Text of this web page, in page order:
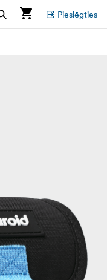
Pieslēgties